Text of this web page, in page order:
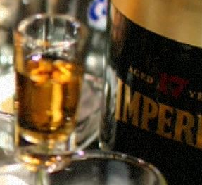
조회수 128 회 |
2022.10.20
영주 선비골 나들이
이금로
조회수 163 회 |
2022.10.02
한여름-사설시조 낭송
이금로